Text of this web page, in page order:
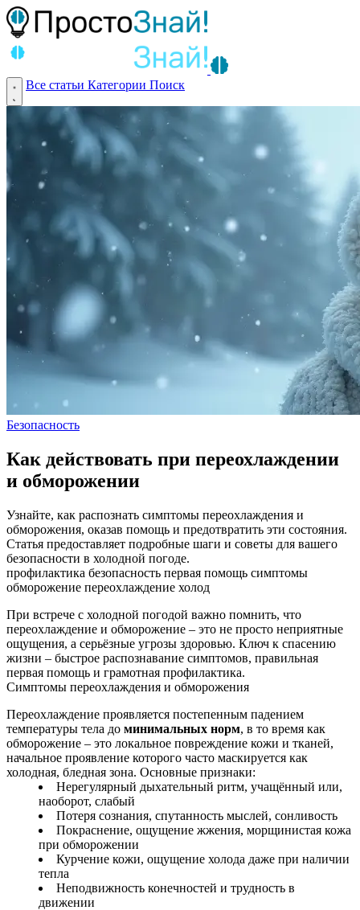
Все статьи Категории Поиск
Безопасность
Как действовать при переохлаждении
и обморожении
Узнайте, как распознать симптомы переохлаждения и
обморожения, оказав помощь и предотвратить эти состояния.
Статья предоставляет подробные шаги и советы для вашего
безопасности в холодной погоде.
профилактика безопасность первая помощь симптомы
обморожение переохлаждение холод
При встрече с холодной погодой важно помнить, что
переохлаждение и обморожение – это не просто неприятные
ощущения, а серьёзные угрозы здоровью. Ключ к спасению
жизни – быстрое распознавание симптомов, правильная
первая помощь и грамотная профилактика.
Симптомы переохлаждения и обморожения
Переохлаждение проявляется постепенным падением
температуры тела до минимальных норм, в то время как
обморожение – это локальное повреждение кожи и тканей,
начальное проявление которого часто маскируется как
холодная, бледная зона. Основные признаки:
Нерегулярный дыхательный ритм, учащённый или,
наоборот, слабый
Потеря сознания, спутанность мыслей, сонливость
Покраснение, ощущение жжения, морщинистая кожа
при обморожении
Курчение кожи, ощущение холода даже при наличии
тепла
Неподвижность конечностей и трудность в
движении